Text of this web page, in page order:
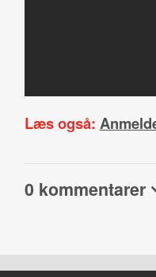
Læs også:
0 kommentarer